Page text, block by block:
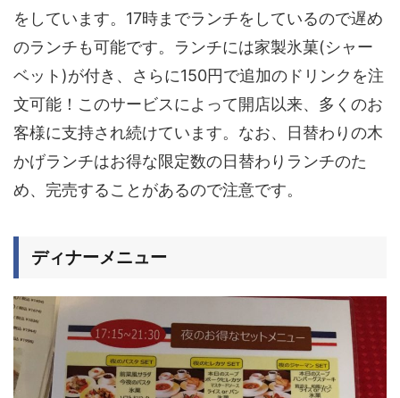
をしています。17時までランチをしているので遅め
のランチも可能です。ランチには家製氷菓(シャー
ベット)が付き、さらに150円で追加のドリンクを注
文可能！このサービスによって開店以来、多くのお
客様に支持され続けています。なお、 日替わりの木
かげランチはお得な限定数の日替わりランチのた
め、完売することがあるので注意です。
ディナーメニュー